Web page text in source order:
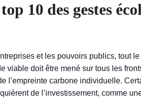
10 des gestes
et les pouvoirs publics, tout
viable doit être mené sur tous les
l’empreinte carbone individuelle.
de l’investissement, comme